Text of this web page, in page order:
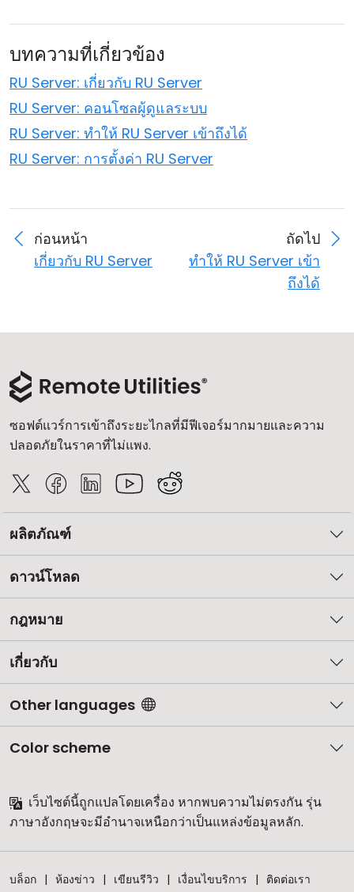
บทความที่เกี่ยวข้อง
RU Server: เกี่ยวกับ RU Server
RU Server: คอนโซลผู้ดูแลระบบ
RU Server: ทำให้ RU Server เข้าถึงได้
RU Server: การตั้งค่า RU Server
ก่อนหน้า
เกี่ยวกับ RU Server
ถัดไป
ทำให้ RU Server เข้า
ถึงได้
ซอฟต์แวร์การเข้าถึงระยะไกลที่มีฟีเจอร์มากมายและความ
ปลอดภัยในราคาที่ไม่แพง.
ผลิตภัณฑ์
ดาวน์โหลด
กฎหมาย
เกี่ยวกับ
Other languages
Color scheme
เว็บไซต์นี้ถูกแปลโดยเครื่อง หากพบความไม่ตรงกัน รุ่น
ภาษาอังกฤษจะมีอำนาจเหนือกว่าเป็นแหล่งข้อมูลหลัก.
บล็อก ห้องข่าว เขียนรีวิว เงื่อนไขบริการ ติดต่อเรา